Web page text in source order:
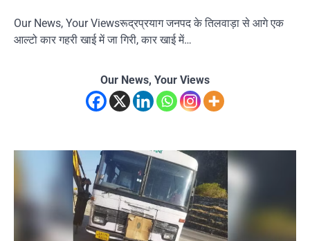
Our News, Your Viewsरूद्रप्रयाग जनपद के तिलवाड़ा से आगे एक
आल्टो कार गहरी खाई में जा गिरी, कार खाई में…
Our News, Your Views